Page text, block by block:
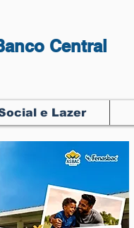
Central
e Lazer